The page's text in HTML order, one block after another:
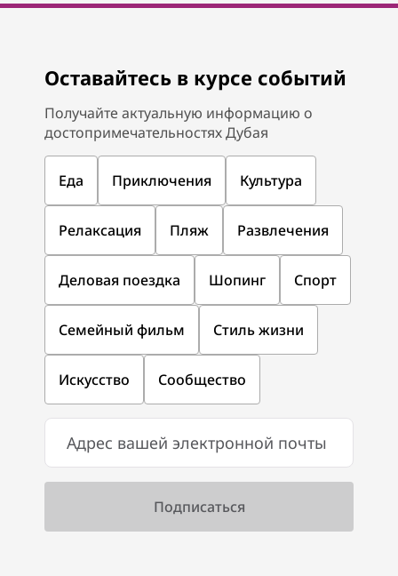
Оставайтесь в курсе событий
Получайте актуальную информацию о
достопримечательностях Дубая
Еда Приключения Культура
Релаксация Пляж Развлечения
Деловая поездка Шопинг Спорт
Семейный фильм Стиль жизни
Искусство Сообщество